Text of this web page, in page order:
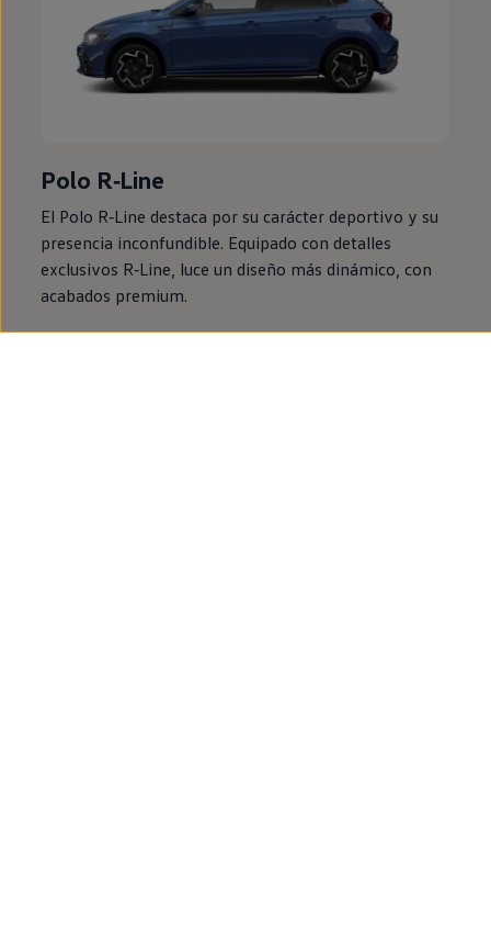
Polo R‑Line
El Polo R‑Line destaca por su carácter deportivo y su
presencia inconfundible. Equipado con detalles
exclusivos R‑Line, luce un diseño más dinámico, con
acabados premium.